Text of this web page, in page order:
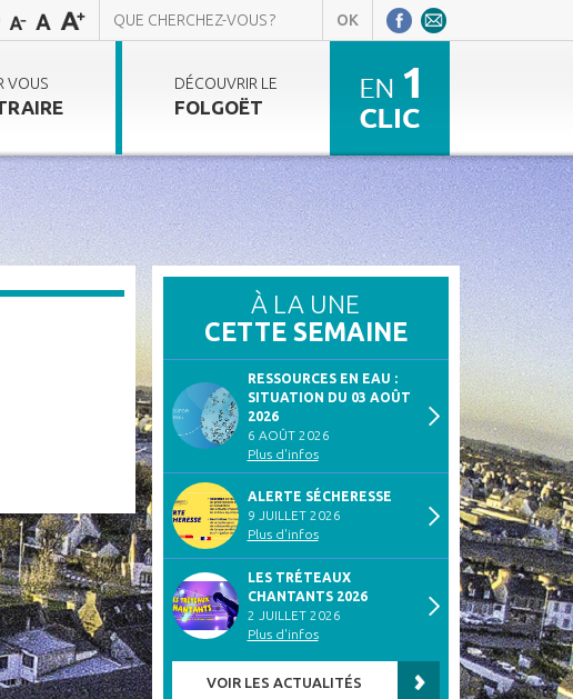
VOUS DÉCOUVRIR LE
FOLGOËT
À LA UNE
CETTE SEMAINE
RESSOURCES EN EAU :
SITUATION DU 03 AOÛT
2026
6 AOÛT 2026
Plus d'infos
ALERTE SÉCHERESSE
9 JUILLET 2026
Plus d'infos
LES TRÉTEAUX
CHANTANTS 2026
2 JUILLET 2026
Plus d'infos
VOIR LES ACTUALITÉS